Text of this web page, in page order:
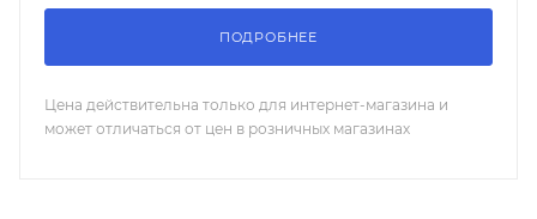
ПОДРОБНЕЕ
Цена действительна только для интернет-магазина и
может отличаться от цен в розничных магазинах